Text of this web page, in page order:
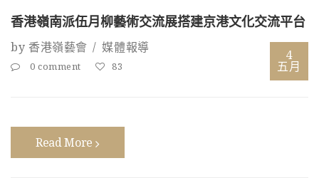
香港嶺南派伍月柳藝術交流展搭建京港文化交流平台
by 香港嶺藝會 媒體報導
0 comment 83
4
五月
Read More